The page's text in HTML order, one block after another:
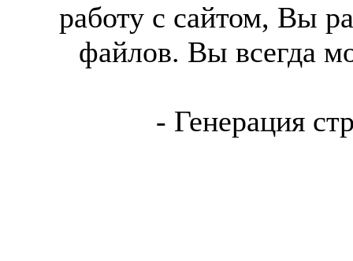
работу с сайтом, Вы
файлов. Вы всегда
- Генерация